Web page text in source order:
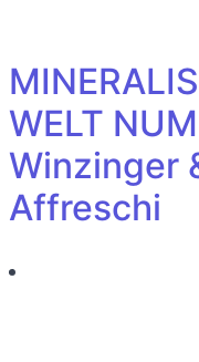
WELT
Winzinger
Affreschi